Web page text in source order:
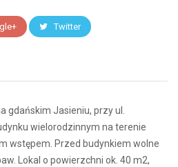
Twitter
gdańskim Jasieniu, przy ul.
wielorodzinnym na terenie
wstępem. Przed budynkiem wolne
Lokal o powierzchni ok. 40 m2,